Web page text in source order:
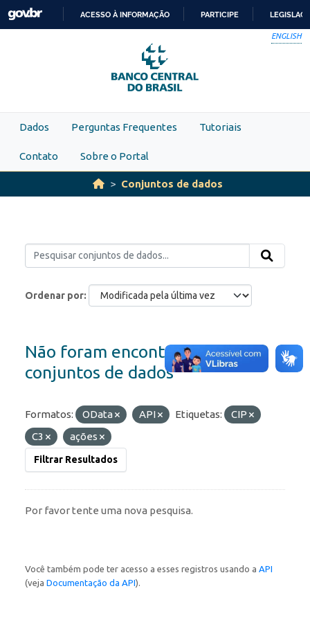
Skip to main content
PARA
O
CONTEÚDO
ACESSO À INFORMAÇÃO PARTICIPE
ENGLISH
Dados Perguntas Frequentes Tutoriais
Contato Sobre o Portal
Conjuntos de dados
Ordenar por
Não foram encontrados
conjuntos de dados
Formatos: OData API Etiquetas:
CIP
C3
ações
Filtrar Resultados
Por favor tente uma nova pesquisa.
Você também pode ter acesso a esses registros usando a API
(veja Documentação da API).